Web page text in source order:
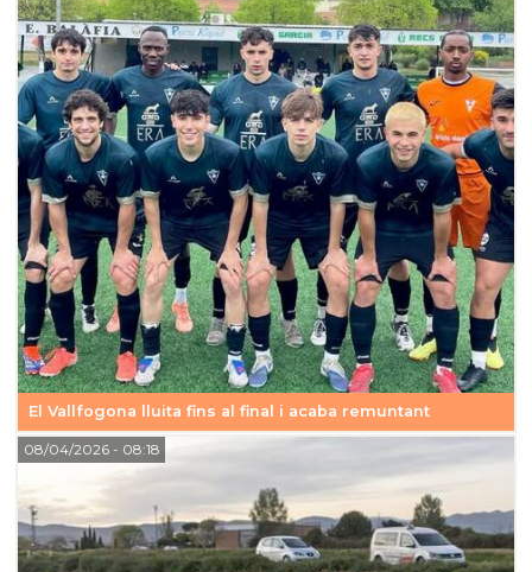
El Vallfogona lluita fins al final i acaba remuntant
08/04/2026- 08:18